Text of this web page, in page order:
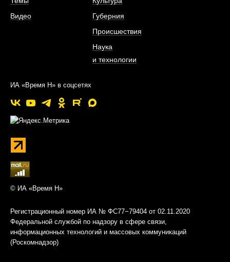
Видео
Губерния
Происшествия
Наука
и технологии
ИА «Время Н» в соцсетях
© ИА «Время Н»
Регистрационный номер ИА № ФС77−79404 от 02.11.2020
Федеральной службой по надзору в сфере связи,
информационных технологий и массовых коммуникаций
(Роскомнадзор)